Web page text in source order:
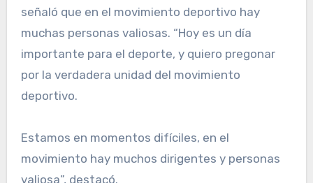
señaló que en el movimiento deportivo hay
muchas personas valiosas. “Hoy es un día
importante para el deporte, y quiero pregonar
por la verdadera unidad del movimiento
deportivo.
Estamos en momentos difíciles, en el
movimiento hay muchos dirigentes y personas
valiosa”, destacó.